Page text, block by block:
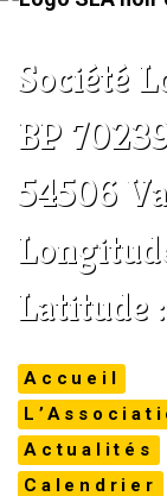
Société
BP
54506
Latitude
Accueil
Actualités
Calendrier